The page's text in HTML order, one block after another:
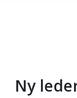
Gå til hovedinnhold
Ny